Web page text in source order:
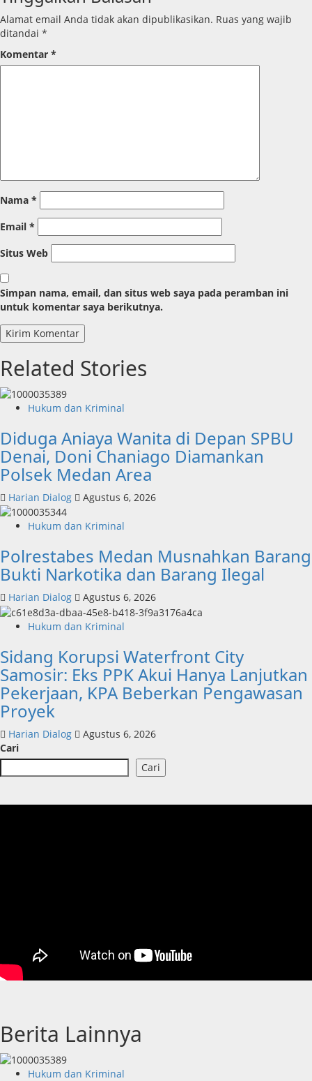
Alamat email Anda tidak akan dipublikasikan. Ruas yang wajib
ditandai *
Komentar *
Nama *
Email *
Situs Web
Simpan nama, email, dan situs web saya pada peramban ini
untuk komentar saya berikutnya.
Related Stories
Hukum dan Kriminal
Diduga Aniaya Wanita di Depan SPBU
Denai, Doni Chaniago Diamankan
Polsek Medan Area
Harian Dialog Agustus 6, 2026
Hukum dan Kriminal
Polrestabes Medan Musnahkan Barang
Bukti Narkotika dan Barang Ilegal
Harian Dialog Agustus 6, 2026
Hukum dan Kriminal
Sidang Korupsi Waterfront City
Samosir: Eks PPK Akui Hanya Lanjutkan
Pekerjaan, KPA Beberkan Pengawasan
Proyek
Harian Dialog
Agustus 6, 2026
Cari
Cari
Berita Lainnya
Hukum dan Kriminal